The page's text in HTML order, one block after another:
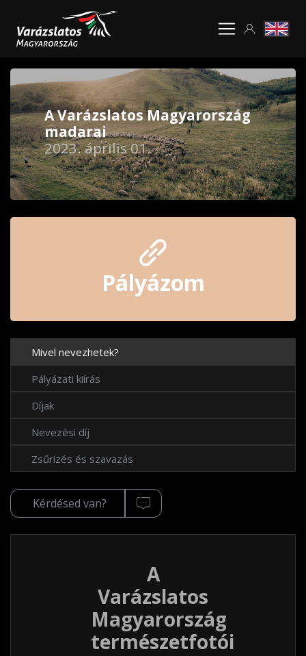
A Varázslatos Magyarország
madarai
2023. április 01.
Pályázom
Mivel nevezhetek?
Pályázati kiírás
Díjak
Nevezési díj
Zsűrizés és szavazás
Kérdésed van?
A
Varázslatos
Magyarország
természetfotói